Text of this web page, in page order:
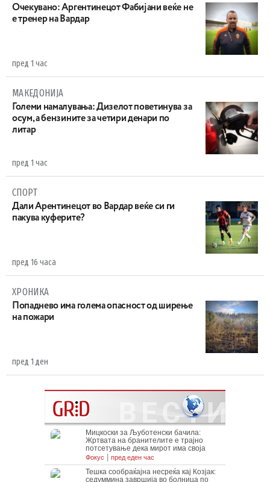
Очекувано: Аргентинецот Фабијани веќе не
е тренер на Вардар
пред 1 час
МАКЕДОНИЈА
Големи намалувања: Дизелот поветинува за
осум, а бензините за четири денари по
литар
пред 1 час
СПОРТ
Дали Арентинецот во Вардар веќе си ги
пакува куферите?
пред 16 часа
ХРОНИКА
Попаднево има голема опасност од ширење
на пожари
пред 1 ден